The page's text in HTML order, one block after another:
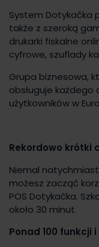
System Dotykačka
także z szeroką
drukarki fiskalne
cyfrowe, szuflady
Grupa biznesowa,
obsługuje
użytkowników w
Rekordowo krótki
Niemal
możesz zacząć
POS Dotykačka.
około 30 minut.
Ponad 100 funkcji